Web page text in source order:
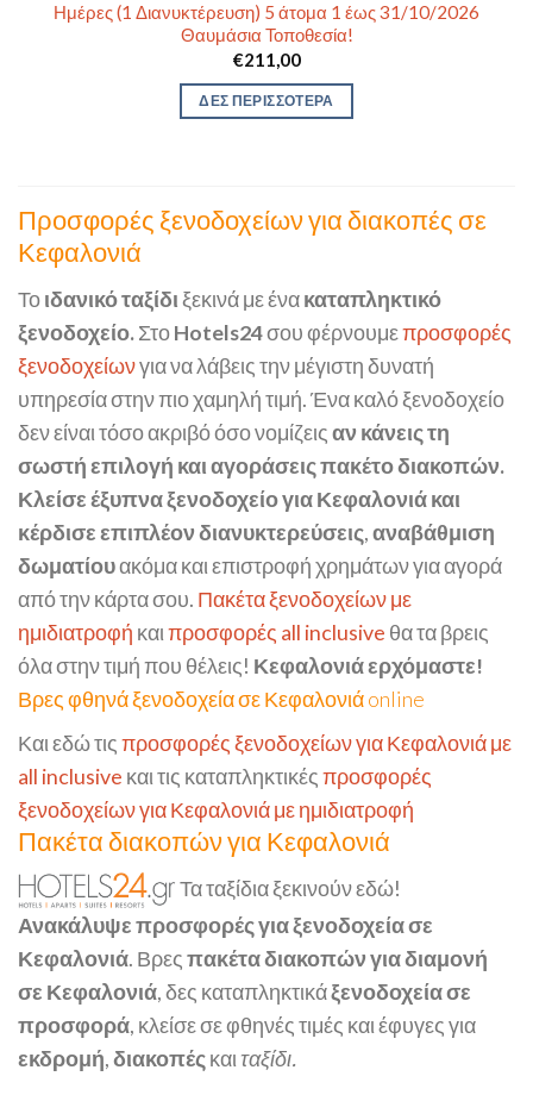
Ημέρες (1 Διανυκτέρευση) 5 άτομα 1 έως 31/10/2026
Θαυμάσια Τοποθεσία!
€211,00
ΔΕΣ ΠΕΡΙΣΣΟΤΕΡΑ
Προσφορές ξενοδοχείων για διακοπές σε
Κεφαλονιά
Τοιδανικό ταξίδιξεκινά με ένακαταπληκτικό
ξενοδοχείο.ΣτοHotels24σου φέρνουμεπροσφορές
ξενοδοχείωνγια να λάβεις την μέγιστη δυνατή
υπηρεσία στην πιο χαμηλή τιμή. Ένα καλό ξενοδοχείο
δεν είναι τόσο ακριβό όσο νομίζειςαν κάνεις τη
σωστή επιλογή και αγοράσεις πακέτο διακοπών.
Κλείσε έξυπνα ξενοδοχείο για Κεφαλονιά και
κέρδισε επιπλέον διανυκτερεύσεις,αναβάθμιση
δωματίουακόμα και επιστροφή χρημάτων για αγορά
από την κάρτα σου. Πακέτα ξενοδοχείων με
ημιδιατροφή καιπροσφορές all inclusive θα τα βρεις
όλα στην τιμή που θέλεις! Κεφαλονιά ερχόμαστε!
Βρες φθηνά ξενοδοχεία σε Κεφαλονιά online
Και εδώ τιςπροσφορές ξενοδοχείων για Κεφαλονιά με
all inclusive και τις καταπληκτικέςπροσφορές
ξενοδοχείων για Κεφαλονιά με ημιδιατροφή
Πακέτα διακοπών για Κεφαλονιά
Τα ταξίδια ξεκινούν εδώ!
Ανακάλυψε προσφορές για ξενοδοχεία σε
Κεφαλονιά. Βρεςπακέτα διακοπών για διαμονή
σε Κεφαλονιά, δες καταπληκτικάξενοδοχεία σε
προσφορά, κλείσε σε φθηνές τιμές και έφυγες για
εκδρομή,διακοπέςκαι ταξίδι.